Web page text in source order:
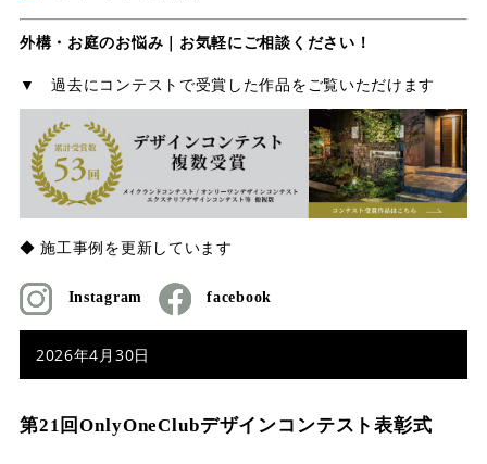
外構・お庭のお悩み｜お気軽にご相談ください！
▼ 過去にコンテストで受賞した作品をご覧いただけます
◆ 施工事例を更新しています
Instagram facebook
2026年4月30日
第21回OnlyOneClubデザインコンテスト表彰式